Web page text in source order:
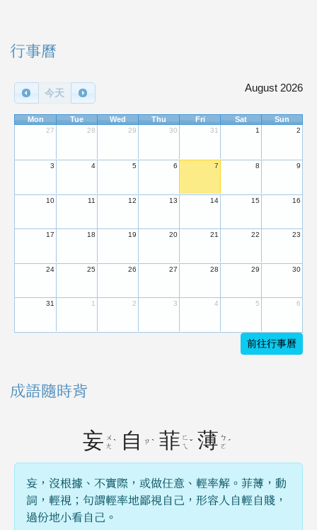
右邊區域內容
行事曆
今天 August 2026
Mon Tue Wed Thu Fri Sat Sun
27 28 29 30 31 1 2
3 4 5 6 7 8 9
10 11 12 13 14 15 16
17 18 19 20 21 22 23
24 25 26 27 28 29 30
31 1 2 3 4 5 6
前往行事曆
成語隨時背
妄 ㄨ
ㄤ ˋ 自 ㄗ ˋ 菲 ㄈ
ㄟ ˇ 薄 ㄅ
ㄛ ˊ
妄，沒根據、不實際，或做任意、輕率解。菲薄，動
詞，輕視；句謂輕率地鄙視自己，形容人自輕自賤，
過份地小看自己。